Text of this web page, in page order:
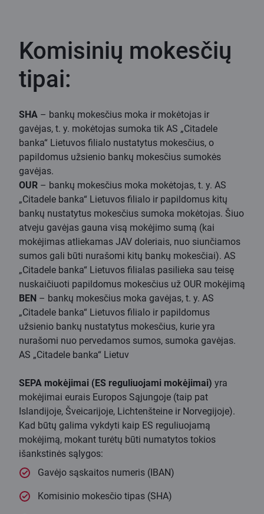
Komisinių mokesčių
tipai:
SHA – bankų mokesčius moka ir mokėtojas ir
gavėjas, t. y. mokėtojas sumoka tik AS „Citadele
banka“ Lietuvos filialo nustatytus mokesčius, o
papildomus užsienio bankų mokesčius sumokės
gavėjas.
OUR – bankų mokesčius moka mokėtojas, t. y. AS
„Citadele banka“ Lietuvos filialo ir papildomus kitų
bankų nustatytus mokesčius sumoka mokėtojas. Šiuo
atveju gavėjas gauna visą mokėjimo sumą (kai
mokėjimas atliekamas JAV doleriais, nuo siunčiamos
sumos gali būti nurašomi kitų bankų mokesčiai). AS
„Citadele banka“ Lietuvos filialas pasilieka sau teisę
nuskaičiuoti papildomus mokesčius už OUR mokėjimą
BEN – bankų mokesčius moka gavėjas, t. y. AS
„Citadele banka“ Lietuvos filialo ir papildomus
užsienio bankų nustatytus mokesčius, kurie yra
nurašomi nuo pervedamos sumos, sumoka gavėjas.
AS „Citadele banka“ Lietuv
SEPA mokėjimai (ES reguliuojami mokėjimai) yra
mokėjimai eurais Europos Sąjungoje (taip pat
Islandijoje, Šveicarijoje, Lichtenšteine ir Norvegijoje).
Kad būtų galima vykdyti kaip ES reguliuojamą
mokėjimą, mokant turėtų būti numatytos tokios
išankstinės sąlygos:
Gavėjo sąskaitos numeris (IBAN)
Komisinio mokesčio tipas (SHA)